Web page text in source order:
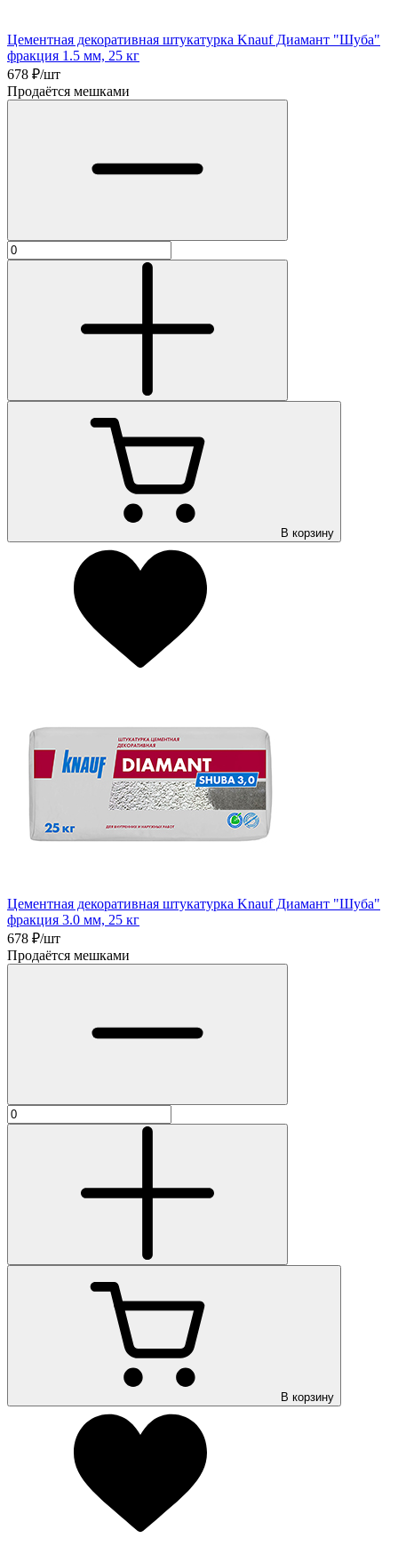
Цементная декоративная штукатурка Knauf Диамант "Шуба"
фракция 1.5 мм, 25 кг
678 ₽/шт
Продаётся мешками
В корзину
Цементная декоративная штукатурка Knauf Диамант "Шуба"
фракция 3.0 мм, 25 кг
678 ₽/шт
Продаётся мешками
В корзину